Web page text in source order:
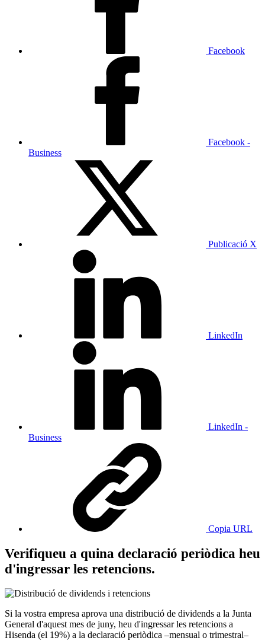
Facebook
Facebook -
Business
Publicació X
LinkedIn
LinkedIn -
Business
Copia URL
Verifiqueu a quina declaració periòdica heu
d'ingressar les retencions.
Si la vostra empresa aprova una distribució de dividends a la Junta
General d'aquest mes de juny, heu d'ingressar les retencions a
Hisenda (el 19%) a la declaració periòdica –mensual o trimestral–